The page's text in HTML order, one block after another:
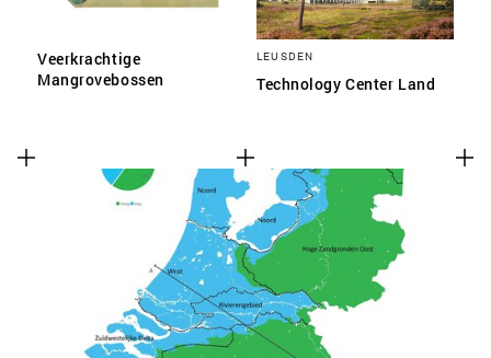
Veerkrachtige
Mangrovebossen
LEUSDEN
Technology Center Land